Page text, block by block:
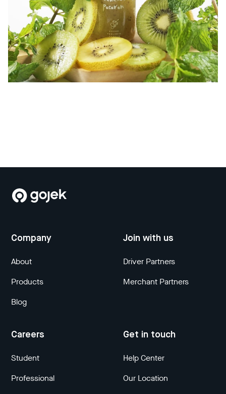
Company
About
Products
Blog
Join with us
Driver Partners
Merchant Partners
Careers
Student
Professional
Get in touch
Help Center
Our Location